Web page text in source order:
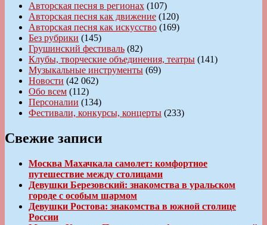
Авторская песня в регионах (107)
Авторская песня как движение (120)
Авторская песня как искусство (169)
Без рубрики (145)
Грушинский фестиваль (82)
Клубы, творческие объединения, театры (141)
Музыкальные инструменты (69)
Новости (42 062)
Обо всем (112)
Персоналии (134)
Фестивали, конкурсы, концерты (233)
Свежие записи
Москва Махачкала самолет: комфортное
путешествие между столицами
Девушки Березовский: знакомства в уральском
городе с особым шармом
Девушки Ростова: знакомства в южной столице
России